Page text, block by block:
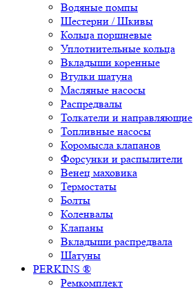
Водяные помпы
Шестерни / Шкивы
Кольца поршневые
Уплотнительные кольца
Вкладыши коренные
Втулки шатуна
Масляные насосы
Распредвалы
Толкатели и направляющие
Топливные насосы
Коромысла клапанов
Форсунки и распылители
Венец маховика
Термостаты
Болты
Коленвалы
Клапаны
Вкладыши распредвала
Шатуны
PERKINS ®
Ремкомплект